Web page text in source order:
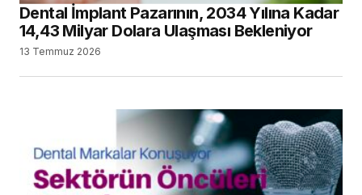
Dental İmplant Pazarının, 2034 Yılına Kadar
14,43 Milyar Dolara Ulaşması Bekleniyor
13 Temmuz 2026